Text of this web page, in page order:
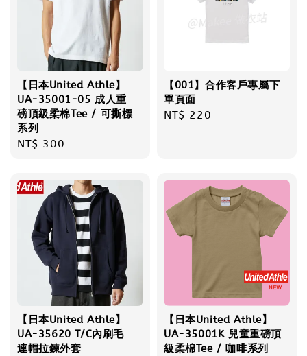
【日本United Athle】
UA-35001-05 成人重
磅頂級柔棉Tee / 可撕標
系列
Regular
NT$ 300
【001】合作客戶專屬下
單頁面
Regular
NT$ 220
【日本United Athle】
UA-35620 T/C內刷毛
連帽拉鍊外套
【日本United Athle】
UA-35001K 兒童重磅頂
級柔棉Tee / 咖啡系列